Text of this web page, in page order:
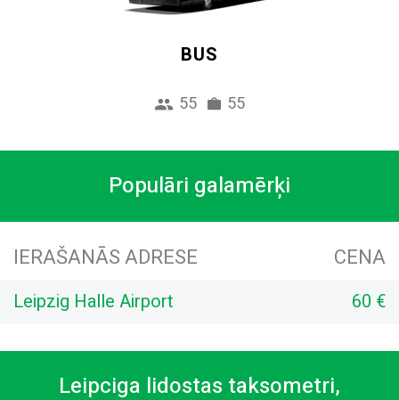
BUS
55 55
Populāri galamērķi
IERAŠANĀS ADRESE CENA
Leipzig Halle Airport 60 €
Leipciga lidostas taksometri,